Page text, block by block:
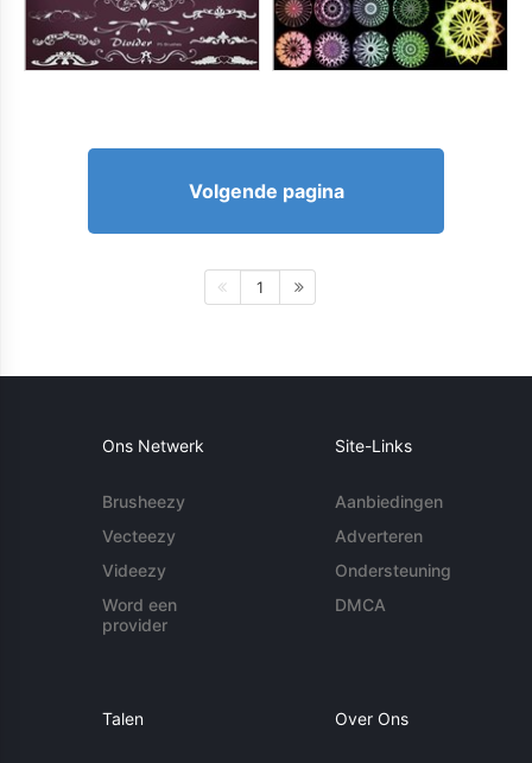
Volgende pagina
1
Ons Netwerk
Brusheezy
Vecteezy
Videezy
Word een
provider
Site-Links
Aanbiedingen
Adverteren
Ondersteuning
DMCA
Talen Over Ons